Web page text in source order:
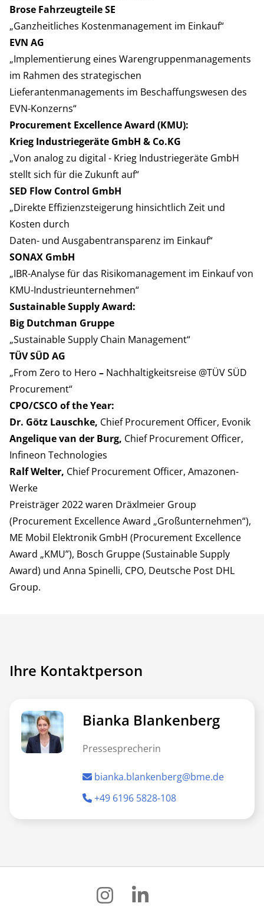
Brose Fahrzeugteile SE
„Ganzheitliches Kostenmanagement im Einkauf“
EVN AG
„Implementierung eines Warengruppenmanagements
im Rahmen des strategischen
Lieferantenmanagements im Beschaffungswesen des
EVN-Konzerns“
Procurement Excellence Award (KMU):
Krieg Industriegeräte GmbH & Co.KG
„Von analog zu digital - Krieg Industriegeräte GmbH
stellt sich für die Zukunft auf“
SED Flow Control GmbH
„Direkte Effizienzsteigerung hinsichtlich Zeit und
Kosten durch
Daten- und Ausgabentransparenz im Einkauf“
SONAX GmbH
„IBR-Analyse für das Risikomanagement im Einkauf von
KMU-Industrieunternehmen“
Sustainable Supply Award:
Big Dutchman Gruppe
„Sustainable Supply Chain Management“
TÜV SÜD AG
„From Zero to Hero – Nachhaltigkeitsreise @TÜV SÜD
Procurement“
CPO/CSCO of the Year:
Dr. Götz Lauschke, Chief Procurement Officer, Evonik
Angelique van der Burg, Chief Procurement Officer,
Infineon Technologies
Ralf Welter, Chief Procurement Officer, Amazonen-
Werke
Preisträger 2022 waren Dräxlmeier Group
(Procurement Excellence Award „Großunternehmen“),
ME Mobil Elektronik GmbH (Procurement Excellence
Award „KMU”), Bosch Gruppe (Sustainable Supply
Award) und Anna Spinelli, CPO, Deutsche Post DHL
Group.
Ihre Kontaktperson
Bianka Blankenberg
Pressesprecherin
bianka.blankenberg@bme.de
+49 6196 5828-108